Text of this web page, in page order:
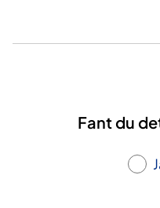
Fant du